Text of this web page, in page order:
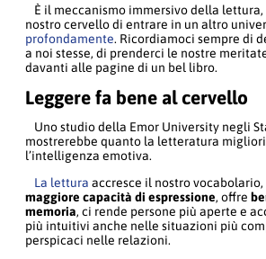
È il meccanismo immersivo della
nostro cervello di entrare in un altro
profondamente. Ricordiamoci sempre di
a noi stesse, di prenderci le nostre
davanti alle pagine di un bel libro.
Leggere fa bene al cervello
Uno studio della Emor University negli
mostrerebbe quanto la letteratura migliori
l’intelligenza emotiva.
La lettura accresce il nostro
maggiore capacità di espressione, offre
memoria, ci rende persone più aperte e
più intuitivi anche nelle situazioni più
perspicaci nelle relazioni.